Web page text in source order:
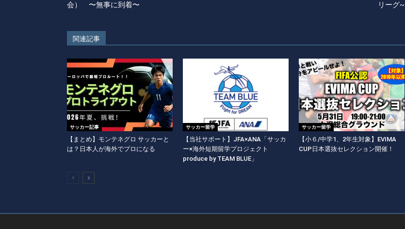
会） 〜無事に到着〜
リーグ~
関連記事
サッカー記事
【まとめ】モンテネグロ サッカーと
は？日本人が海外でプロになる
サッカー留学
【当社サポート】JFA×ANA「サッカ
ー×海外短期留学プロジェクト
produce by TEAM BLUE」
サッカー留学
【小６/中学1、2年生対象】EVIMA
CUP日本選抜セレクション開催！